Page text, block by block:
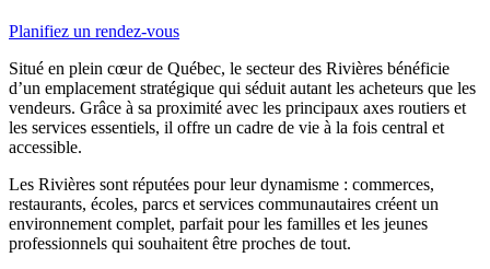
Planifiez un rendez-vous
Situé en plein cœur de Québec, le secteur des Rivières bénéficie
d’un emplacement stratégique qui séduit autant les acheteurs que les
vendeurs. Grâce à sa proximité avec les principaux axes routiers et
les services essentiels, il offre un cadre de vie à la fois central et
accessible.
Les Rivières sont réputées pour leur dynamisme : commerces,
restaurants, écoles, parcs et services communautaires créent un
environnement complet, parfait pour les familles et les jeunes
professionnels qui souhaitent être proches de tout.